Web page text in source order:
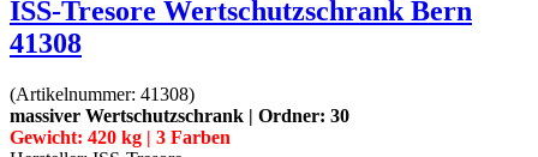
ISS-Tresore Wertschutzschrank Bern
41308
(Artikelnummer: 41308)
massiver Wertschutzschrank | Ordner: 30
Gewicht: 420 kg | 3 Farben